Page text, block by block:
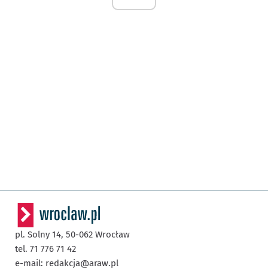
pl. Solny 14, 50-062 Wrocław
tel. 71 776 71 42
e-mail: redakcja@araw.pl